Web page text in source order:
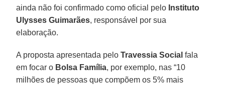
ainda não foi confirmado como oficial pelo Instituto
Ulysses Guimarães, responsável por sua
elaboração.
A proposta apresentada peloTravessia Social fala
em focar o Bolsa Família, por exemplo, nas “10
milhões de pessoas que compõem os 5% mais